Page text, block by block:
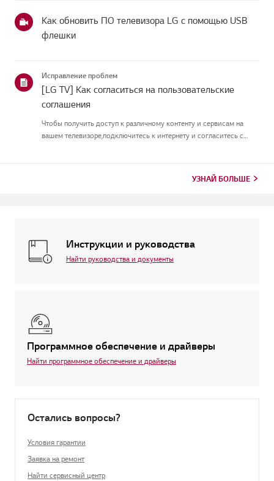
Как обновить ПО телевизора LG с помощью USB
флешки
Исправление проблем
[LG TV] Как согласиться на пользовательские
соглашения
Чтобы получить доступ к различному контенту и сервисам на
вашем телевизоре,подключитесь к интернету и согласитесь с
УЗНАЙ БОЛЬШЕ
Инструкции и руководства
Найти руководства и документы
Программное обеспечение и драйверы
Найти программное обеспечение и драйверы
Остались вопросы?
Условия гарантии
Заявка на ремонт
Найти сервисный центр